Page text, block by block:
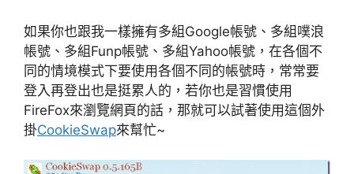
如果你也跟我一樣擁有多組Google帳號、多組噗浪
帳號、多組Funp帳號、多組Yahoo帳號，在各個不
同的情境模式下要使用各個不同的帳號時，常常要
登入再登出也是挺累人的，若你也是習慣使用
FireFox來瀏覽網頁的話，那就可以試著使用這個外
掛CookieSwap來幫忙~